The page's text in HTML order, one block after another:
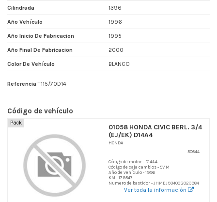
Cilindrada 1396
Año Vehículo 1996
Año Inicio De Fabricacion 1995
Año Final De Fabricacion 2000
Color De Vehículo BLANCO
Referencia T115/70D14
Código de vehículo
Pack
01058 HONDA CIVIC BERL. 3/4
(EJ/EK) D14A4
HONDA
50644
Código de motor - D14A4
Código de caja cambios - 5V M
Año de vehículo - 1996
KM - 179547
Numero de bastidor - JHMEJ93400S023984
Ver toda la información